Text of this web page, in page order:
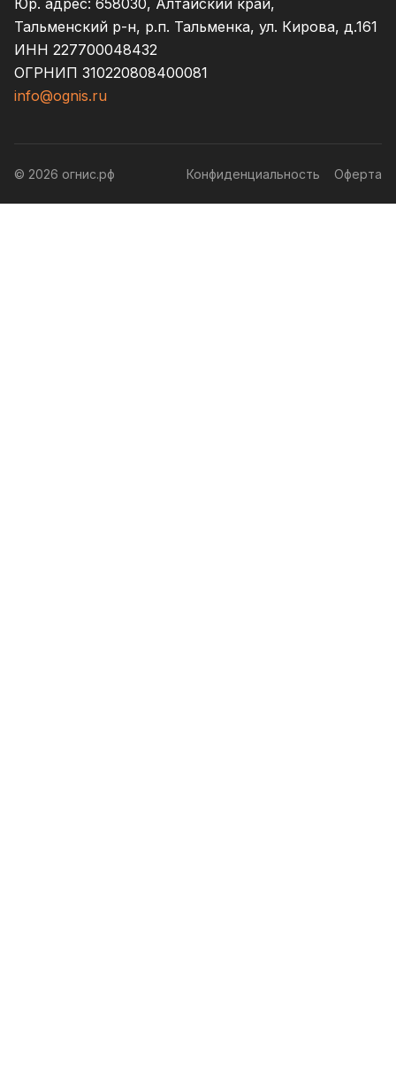
Юр. адрес: 658030, Алтайский край,
Тальменский р-н, р.п. Тальменка, ул. Кирова, д.161
ИНН 227700048432
ОГРНИП 310220808400081
info@ognis.ru
© 2026 огнис.рф Конфиденциальность Оферта